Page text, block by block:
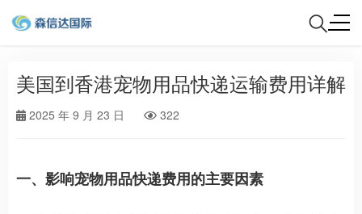
美国到香港宠物用品快递运输费用详解
2025 年 9 月 23 日 322
一、影响宠物用品快递费用的主要因素